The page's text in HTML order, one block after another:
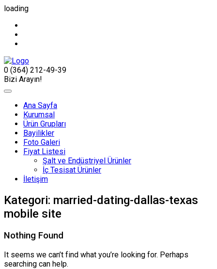
loading
0 (364) 212-49-39
Bizi Arayın!
Ana Sayfa
Kurumsal
Ürün Grupları
Bayilikler
Foto Galeri
Fiyat Listesi
Şalt ve Endüstriyel Ürünler
İç Tesisat Ürünler
İletişim
Kategori: married-dating-dallas-texas
mobile site
Nothing Found
It seems we can’t find what you’re looking for. Perhaps
searching can help.